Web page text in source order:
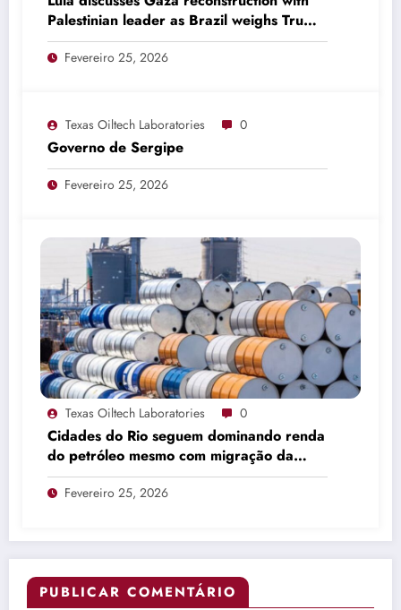
Palestinian leader as Brazil weighs Trump
invitation
Fevereiro 25, 2026
Texas Oiltech Laboratories 0
Governo de Sergipe
Fevereiro 25, 2026
Texas Oiltech Laboratories 0
Cidades do Rio seguem dominando renda
do petróleo mesmo com migração da
produção
Fevereiro 25, 2026
PUBLICAR COMENTÁRIO